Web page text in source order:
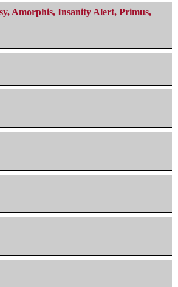
Amorphis, Insanity Alert, Primus,